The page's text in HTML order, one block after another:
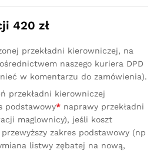
420 zł
przekładni kierowniczej, na
naszego kuriera DPD
w komentarzu do zamówienia).
przekładni kierowniczej
podstawowy* naprawy przekładni
maglownicy), jeśli koszt
zakres podstawowy (np
listwy zębatej na nową,